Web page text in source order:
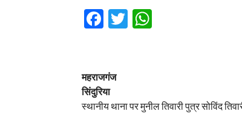
Facebook
Twitter
WhatsApp
महराजगंज
सिंदुरिया
स्थानीय थाना पर मुनील तिवारी पुत्र सोविंद